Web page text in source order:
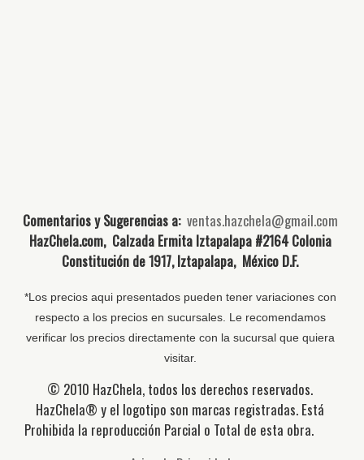
Comentarios y Sugerencias a: ventas.hazchela@gmail.com
HazChela.com, Calzada Ermita Iztapalapa #2164 Colonia
Constitución de 1917, Iztapalapa, México D.F.
*Los precios aqui presentados pueden tener variaciones con
respecto a los precios en sucursales. Le recomendamos
verificar los precios directamente con la sucursal que quiera
visitar.
© 2010 HazChela, todos los derechos reservados.
HazChela® y el logotipo son marcas registradas. Está
Prohibida la reproducción Parcial o Total de esta obra.